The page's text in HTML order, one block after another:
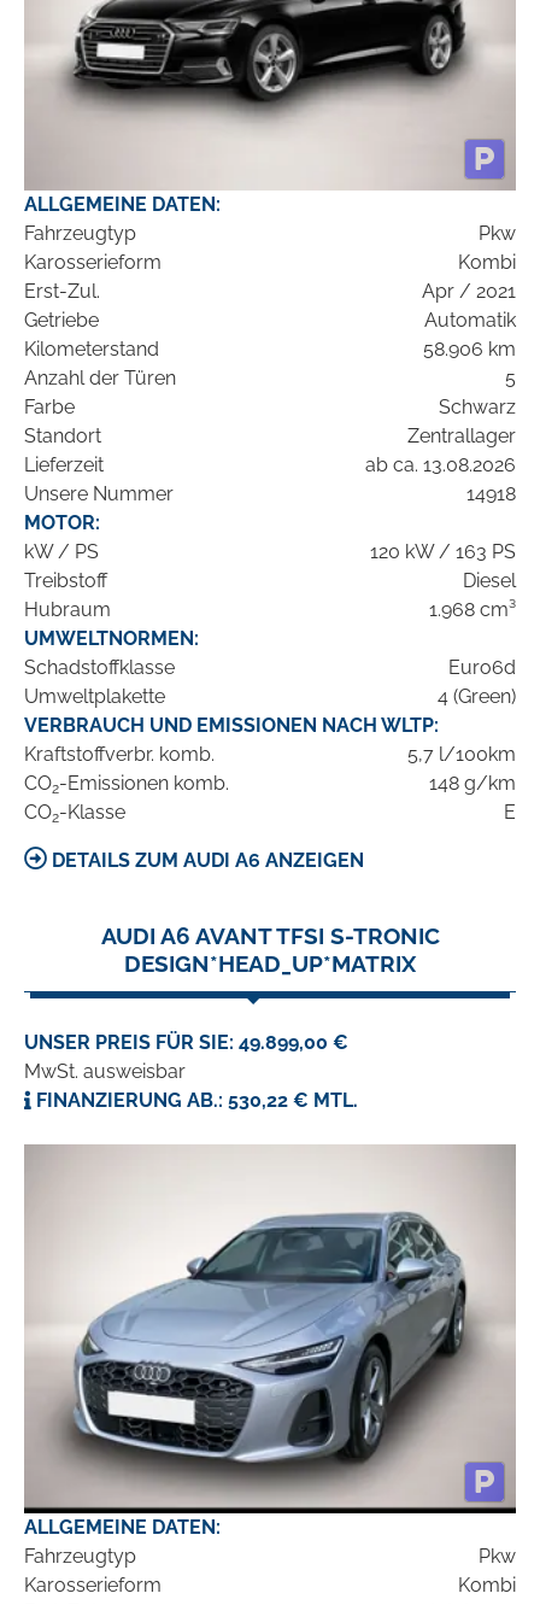
ALLGEMEINE DATEN:
Fahrzeugtyp
Pkw
Karosserieform
Kombi
Erst-Zul.
Apr / 2021
Getriebe
Automatik
Kilometerstand
58.906 km
Anzahl der Türen
5
Farbe
Schwarz
Standort
Zentrallager
Lieferzeit
ab ca. 13.08.2026
Unsere Nummer
14918
MOTOR:
kW / PS
120 kW / 163 PS
Treibstoff
Diesel
Hubraum
1.968 cm³
UMWELTNORMEN:
Schadstoffklasse
Euro6d
Umweltplakette
4 (Green)
VERBRAUCH UND EMISSIONEN NACH WLTP:
Kraftstoffverbr. komb.
5,7 l/100km
CO2-Emissionen komb.
148 g/km
CO2-Klasse E
DETAILS ZUM AUDI A6 ANZEIGEN
AUDI A6 AVANT TFSI S-TRONIC
DESIGN*HEAD_UP*MATRIX
UNSER PREIS FÜR SIE: 49.899,00 €
MwSt. ausweisbar
FINANZIERUNG AB.: 530,22 € MTL.
ALLGEMEINE DATEN:
Fahrzeugtyp
Pkw
Karosserieform
Kombi